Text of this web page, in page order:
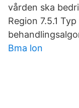
vården ska
Region 7.5.1
Bma lon